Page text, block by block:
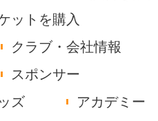
ットを購入
クラブ・会社情報
スポンサー
ズ
アカデミー